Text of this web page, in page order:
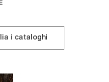
i cataloghi